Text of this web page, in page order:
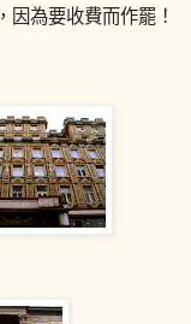
為要收費而作罷！